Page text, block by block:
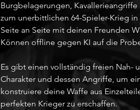
Burgbelagerungen,
zum unerbittlichen 64-Spieler-Krieg
Seite an Seite mit deinen Freunden
Können offline gegen KI auf die
Es gibt einen vollständig freien Nah-
Charakter und dessen Angriffe, um
konstruiere deine Waffe aus
perfekten Krieger zu erschaffen.